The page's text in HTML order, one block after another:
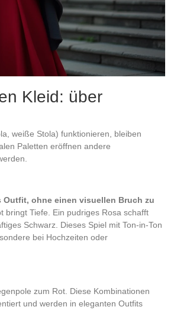
Kleid: über
weiße Stola) funktionieren, bleiben
Paletten eröffnen andere
Outfit, ohne einen visuellen Bruch zu
bringt Tiefe. Ein pudriges Rosa schafft
Schwarz. Dieses Spiel mit Ton-in-Ton
bei Hochzeiten oder
zum Rot. Diese Kombinationen
und werden in eleganten Outfits